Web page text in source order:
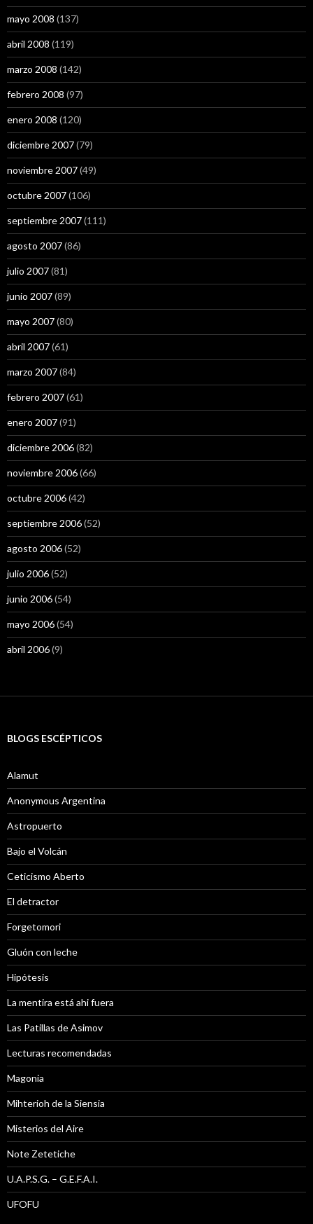
mayo 2008 (137)
abril 2008 (119)
marzo 2008 (142)
febrero 2008 (97)
enero 2008 (120)
diciembre 2007(79)
noviembre 2007(49)
octubre 2007(106)
septiembre 2007(111)
agosto 2007(86)
julio 2007(81)
junio 2007(89)
mayo 2007(80)
abril 2007(61)
marzo 2007(84)
febrero 2007(61)
enero 2007(91)
diciembre 2006(82)
noviembre 2006(66)
octubre 2006(42)
septiembre 2006(52)
agosto 2006(52)
julio 2006(52)
junio 2006(54)
mayo 2006(54)
abril 2006(9)
BLOGS ESCÉPTICOS
Alamut
Anonymous Argentina
Astropuerto
Bajo el Volcán
Ceticismo Aberto
El detractor
Forgetomori
Gluón con leche
Hipótesis
La mentira está ahi fuera
Las Patillas de Asimov
Lecturas recomendadas
Magonia
Mihterioh de la Siensia
Misterios del Aire
Note Zetetiche
U.A.P.S.G. – G.E.F.A.I.
UFOFU